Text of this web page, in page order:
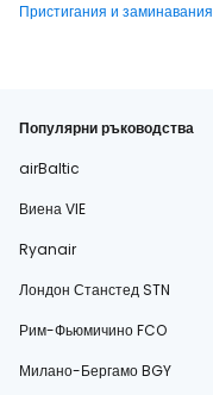
Пристигания и заминавания
Популярни ръководства
airBaltic
Виена VIE
Ryanair
Лондон Станстед STN
Рим-Фьюмичино FCO
Милано-Бергамо BGY